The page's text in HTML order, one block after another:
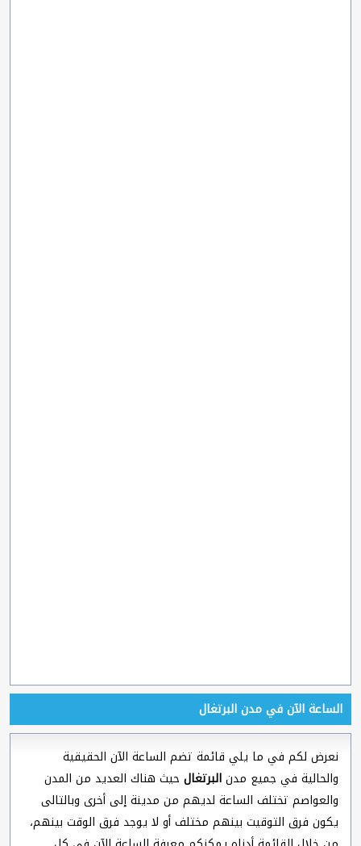
الساعة الآن في مدن البرتغال
نعرض لكم في ما يلي قائمة تضم الساعة الآن الحقيقية
والحالية في جميع مدنالبرتغال حيث هناك العديد من المدن
والعواصم تختلف الساعة لديهم من مدينة إلى أخرى وبالتالى
يكون فرق التوقيت بينهم مختلف أو لا يوجد فرق الوقت بينهم،